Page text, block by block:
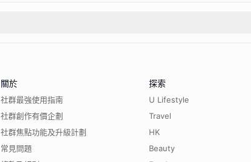
關於
社群最強使用指南
社群創作有價企劃
社群焦點功能及升級計劃
常見問題
探索
U Lifestyle
Travel
HK
Beauty